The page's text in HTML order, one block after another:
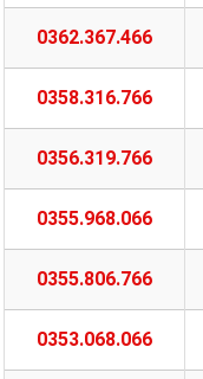
0362.367.466
0358.316.766
0356.319.766
0355.968.066
0355.806.766
0353.068.066